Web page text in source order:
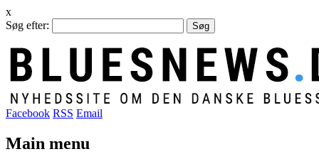
x
Søg efter:
Facebook RSS Email
Main menu